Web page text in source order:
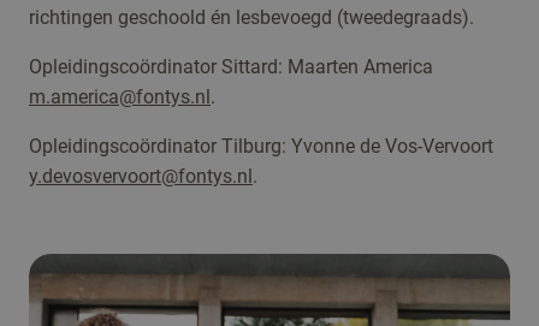
richtingen geschoold én lesbevoegd (tweedegraads).
Opleidingscoördinator Sittard: Maarten America
m.america@fontys.nl.
Opleidingscoördinator Tilburg: Yvonne de Vos-Vervoort
y.devosvervoort@fontys.nl.